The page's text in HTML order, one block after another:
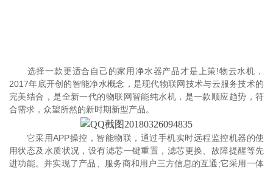
选择一款更适合自己的家用净水器产品才是上策!物云水机，
2017年底开创的智能净水概念，是现代物联网技术与云服务技术的
完美结合，是全新一代的物联网智能纯水机，是一款顺应趋势，符
合需求，众望所然的新时期新型产品。
它采用APP操控，智能物联，通过手机实时远程监控机器的使
用状态及水质状况，设有滤芯一键重置，滤芯更换、故障提醒等先
进功能。并实现了产品、服务商和用户三方信息的互通;它采用一体